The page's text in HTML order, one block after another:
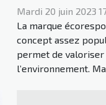
Mardi 20 juin 2023
La marque
concept assez
permet de valoriser
l’environnement.